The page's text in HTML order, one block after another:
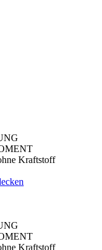
Kraftstoff
Kraftstoff